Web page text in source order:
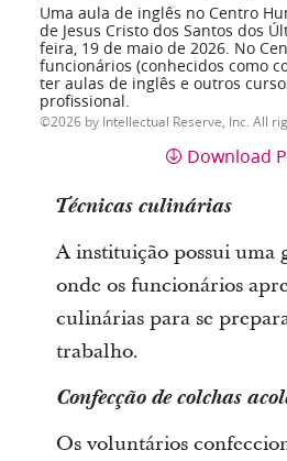
Uma aula de inglês no Centro
de Jesus Cristo dos Santos dos
feira, 19 de maio de 2026. No
funcionários (conhecidos como
ter aulas de inglês e outros
profissional.
2026 by Intellectual Reserve, Inc. All
Download
Técnicas culinárias
A instituição possui uma
onde os funcionários
culinárias para se
trabalho.
Confecção de colchas
Os voluntários